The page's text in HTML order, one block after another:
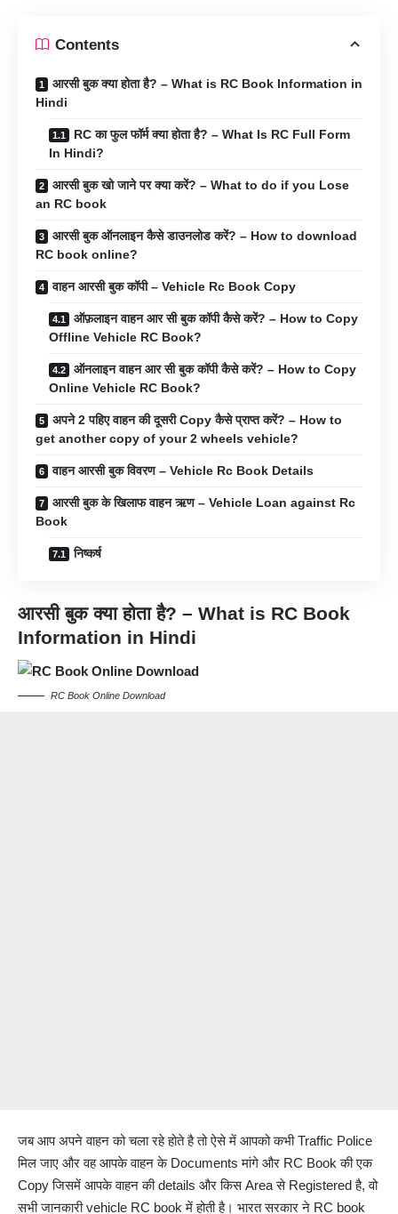
Contents
आरसी बुक क्या होता है? – What is RC Book Information in
Hindi
RC का फुल फॉर्म क्या होता है? – What Is RC Full Form
In Hindi?
आरसी बुक खो जाने पर क्या करें? – What to do if you Lose
an RC book
आरसी बुक ऑनलाइन कैसे डाउनलोड करें? – How to download
RC book online?
वाहन आरसी बुक कॉपी – Vehicle Rc Book Copy
ऑफ़लाइन वाहन आर सी बुक कॉपी कैसे करें? – How to Copy
Offline Vehicle RC Book?
ऑनलाइन वाहन आर सी बुक कॉपी कैसे करें? – How to Copy
Online Vehicle RC Book?
अपने 2 पहिए वाहन की दूसरी Copy कैसे प्राप्त करें? – How to
get another copy of your 2 wheels vehicle?
वाहन आरसी बुक विवरण – Vehicle Rc Book Details
आरसी बुक के खिलाफ वाहन ऋण – Vehicle Loan against Rc
Book
निष्कर्ष
आरसी बुकक्या होता है? – What is RC Book
Information in Hindi
RC Book Online Download
जब आप अपने वाहन को चला रहे होते है तो ऐसे में आपको कभी Traffic Police
मिल जाए और वह आपके वाहन के Documents मांगे और RC Book की एक
Copy जिसमें आपके वाहन की details और किस Area से Registered है, वो
सभी जानकारी vehicle RC book में होती है। भारत सरकार ने RC book